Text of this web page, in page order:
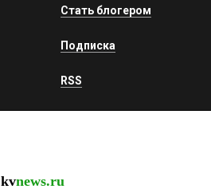
Стать блогером
Подписка
RSS
kvnews.ru